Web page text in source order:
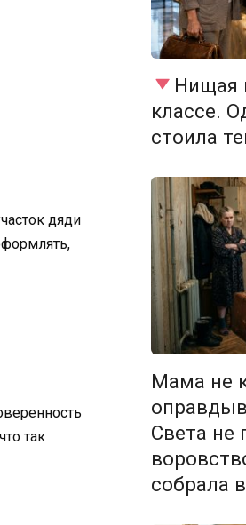
дяди
так
Нищая
классе.
стоила
Мама не
Света не
собрала